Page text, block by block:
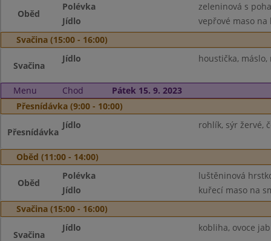
Oběd
Polévka
zeleninová s
Jídlo
vepřové maso na
Svačina (15:00 - 16:00)
Svačina
Jídlo houstička, máslo,
Menu Chod
Pátek 15. 9. 2023
Přesnídávka (9:00 - 10:00)
Přesnídávka
Jídlo rohlík, sýr žervé,
Oběd (11:00 - 14:00)
Oběd
Polévka
luštěninová
Jídlo
kuřecí maso na
Svačina (15:00 - 16:00)
Svačina
Jídlo kobliha, ovoce